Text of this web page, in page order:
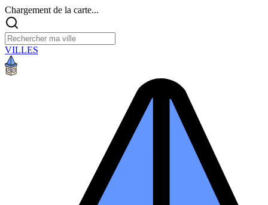
Chargement de la carte...
VILLES